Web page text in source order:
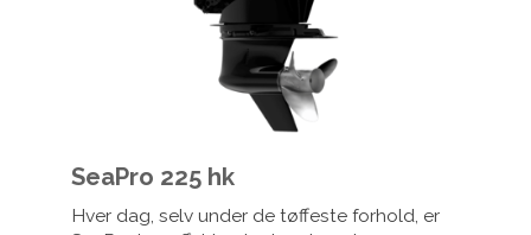
SeaPro 225 hk
Hver dag, selv under de tøffeste forhold, er